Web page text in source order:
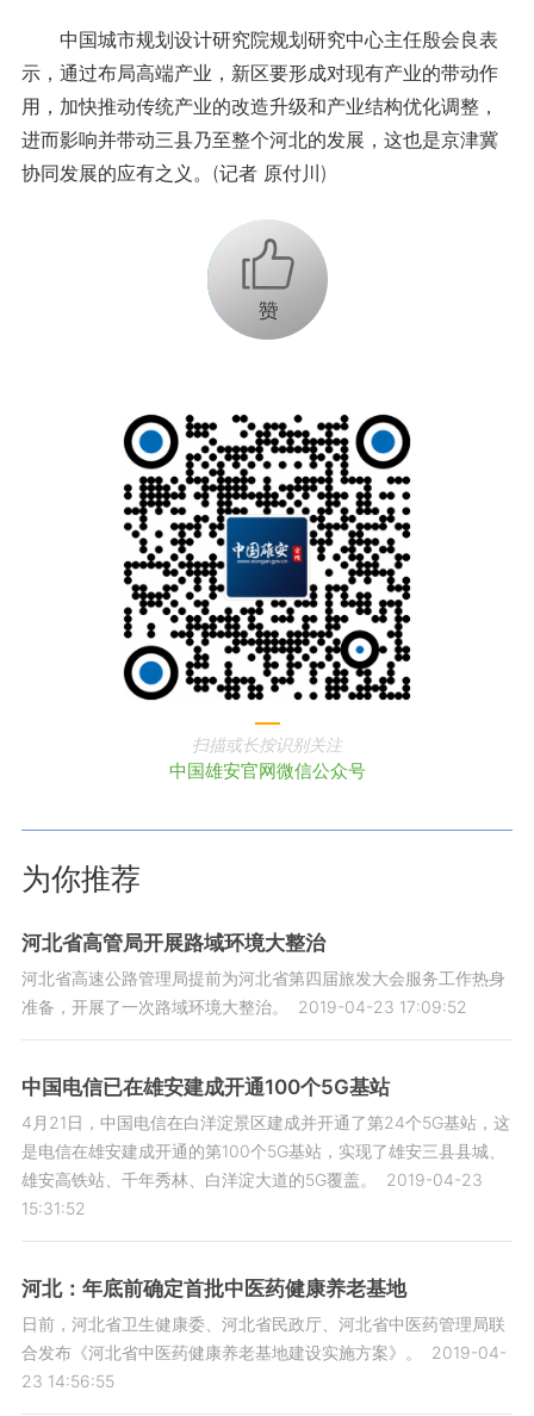
中国城市规划设计研究院规划研究中心主任殷会良表
示，通过布局高端产业，新区要形成对现有产业的带动作
用，加快推动传统产业的改造升级和产业结构优化调整，
进而影响并带动三县乃至整个河北的发展，这也是京津冀
协同发展的应有之义。(记者 原付川)
+1
扫描或长按识别关注
中国雄安官网微信公众号
为你推荐
河北省高管局开展路域环境大整治
河北省高速公路管理局提前为河北省第四届旅发大会服务工作热身
准备，开展了一次路域环境大整治。
2019-04-23 17:09:52
中国电信已在雄安建成开通100个5G基站
4月21日，中国电信在白洋淀景区建成并开通了第24个5G基站，这
是电信在雄安建成开通的第100个5G基站，实现了雄安三县县城、
雄安高铁站、千年秀林、白洋淀大道的5G覆盖。
2019-04-23
15:31:52
河北：年底前确定首批中医药健康养老基地
日前，河北省卫生健康委、河北省民政厅、河北省中医药管理局联
合发布《河北省中医药健康养老基地建设实施方案》。
2019-04-
23 14:56:55